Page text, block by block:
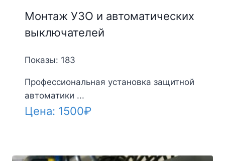
Монтаж УЗО и автоматических
выключателей
Показы: 183
Профессиональная установка защитной
автоматики ...
Цена: 1500₽